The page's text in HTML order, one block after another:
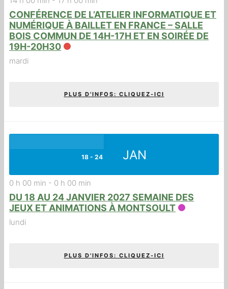
CONFÉRENCE DE L’ATELIER INFORMATIQUE ET
NUMÉRIQUE À BAILLET EN FRANCE – SALLE
BOIS COMMUN DE 14H-17H ET EN SOIRÉE DE
19H-20H30
mardi
PLUS D'INFOS: CLIQUEZ-ICI
18 - 24 JAN
0 h 00 min - 0 h 00 min
DU 18 AU 24 JANVIER 2027 SEMAINE DES
JEUX ET ANIMATIONS À MONTSOULT
lundi
PLUS D'INFOS: CLIQUEZ-ICI